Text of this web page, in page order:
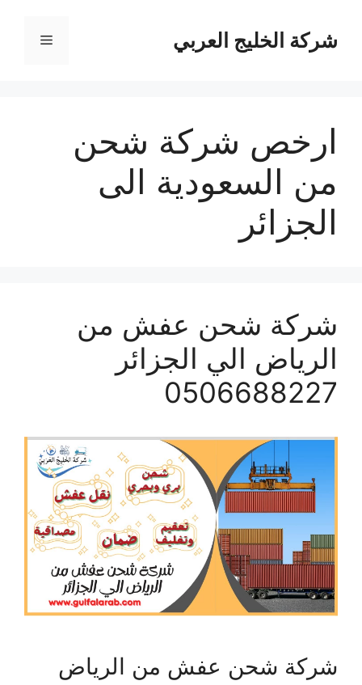
المحتوىشركة الخليج العربي القائمة
ارخص شركة شحن
من السعودية الى
الجزائر
شركة شحن عفش من
الرياض الي الجزائر
0506688227
شركة شحن عفش من الرياض